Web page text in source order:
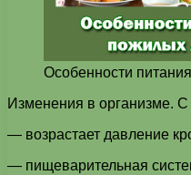
Особенности
Изменения в организме. С
— возрастает давление
— пищеварительная